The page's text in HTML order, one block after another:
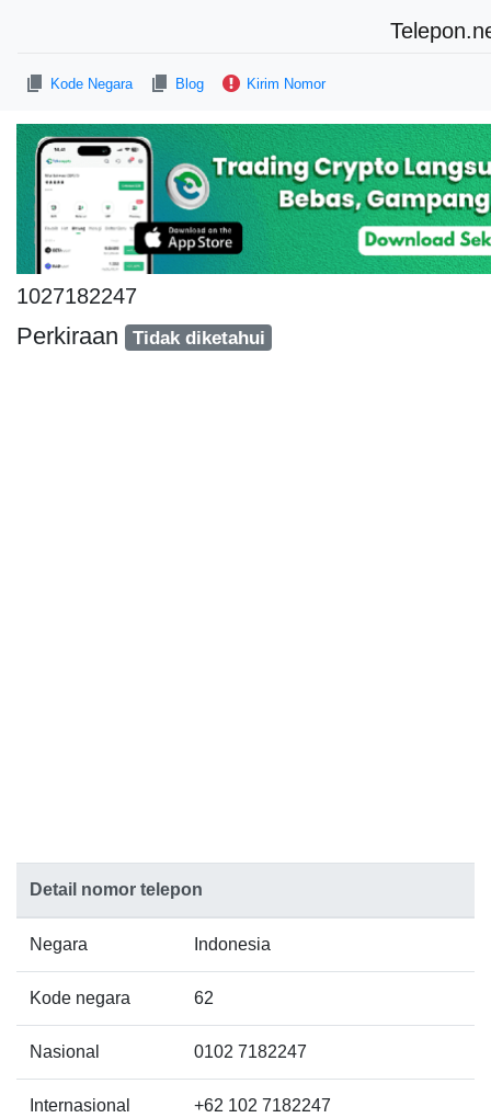
Kode Negara Blog Kirim Nomor
1027182247
Perkiraan Tidak diketahui
Detail nomor telepon
Negara Indonesia
Kode negara 62
Nasional 0102 7182247
Internasional
+62 102 7182247